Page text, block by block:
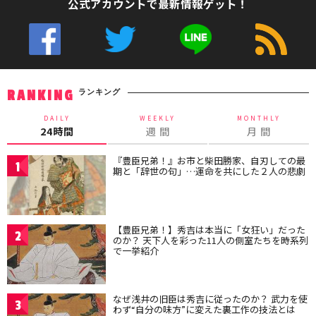
公式アカウントで最新情報ゲット！
RANKING ランキング
DAILY
24時間
WEEKLY
週 間
MONTHLY
月 間
1 『豊臣兄弟！』お市と柴田勝家、自刃しての最
期と「辞世の句」…運命を共にした２人の悲劇
2 【豊臣兄弟！】秀吉は本当に「女狂い」だった
のか？ 天下人を彩った11人の側室たちを時系列
で一挙紹介
3 なぜ浅井の旧臣は秀吉に従ったのか？ 武力を使
わず“自分の味方”に変えた裏工作の技法とは